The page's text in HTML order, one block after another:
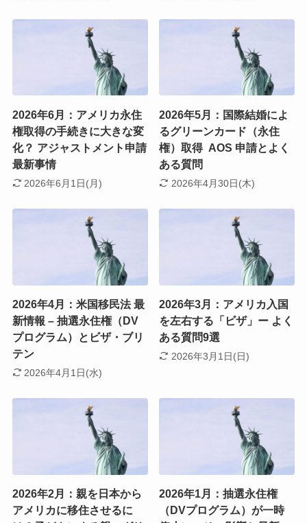
2026年6月：アメリカ永住
権取得の手続きに大きな変
化？ アジャストメント申請
最新事情
2026年6月1日(月)
2026年5月：国際結婚によ
るグリーンカード（永住
権）取得 AOS 申請とよく
ある質問
2026年4月30日(木)
2026年4月：米国移民法 最
新情報 – 抽選永住権（DV
プログラム）とビザ・ブリ
テン
2026年4月1日(水)
2026年3月：アメリカ入国
を左右する「ビザ」ー よく
ある質問9選
2026年3月1日(日)
2026年2月：親を日本から
アメリカに移住させるに
2026年1月：抽選永住権
（DVプログラム）が一時